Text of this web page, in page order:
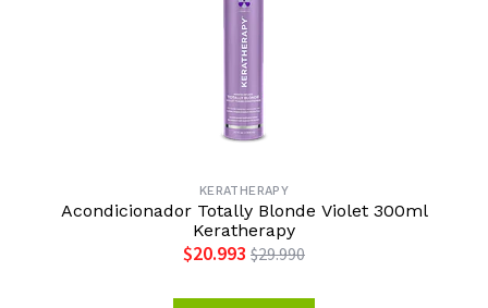
KERATHERAPY
Acondicionador Totally Blonde Violet 300ml
Keratherapy
$20.993 $29.990